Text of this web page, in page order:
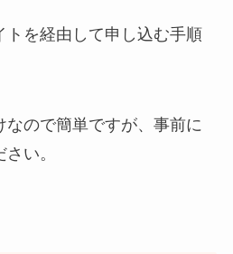
トを経由して申し込む手順
なので簡単ですが、事前に
い。